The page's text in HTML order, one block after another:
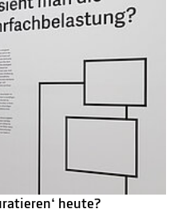
heute?